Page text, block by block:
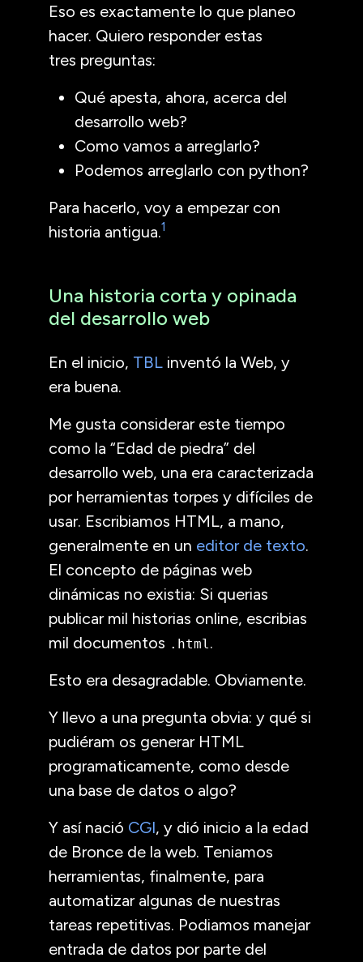
Eso es exactamente lo que planeo
hacer. Quiero responder estas
tres preguntas:
Qué apesta, ahora, acerca del
desarrollo web?
Como vamos a arreglarlo?
Podemos arreglarlo con python?
Para hacerlo, voy a empezar con
historia antigua.1
Una historia corta y opinada
del desarrollo web
En el inicio, TBL inventó la Web, y
era buena.
Me gusta considerar este tiempo
como la “Edad de piedra” del
desarrollo web, una era caracterizada
por herramientas torpes y difíciles de
usar. Escribiamos HTML, a mano,
generalmente en un editor de texto.
El concepto de páginas web
dinámicas no existia: Si querias
publicar mil historias online, escribias
mil documentos .html.
Esto era desagradable. Obviamente.
Y llevo a una pregunta obvia: y qué si
pudiéram os generar HTML
programaticamente, como desde
una base de datos o algo?
Y así nació CGI, y dió inicio a la edad
de Bronce de la web. Teniamos
herramientas, finalmente, para
automatizar algunas de nuestras
tareas repetitivas. Podiamos manejar
entrada de datos por parte del